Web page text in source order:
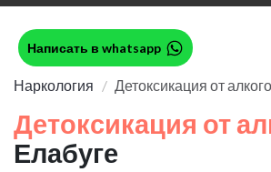
Написать в whatsapp
Наркология Детоксикация от
Детоксикация от
Елабуге